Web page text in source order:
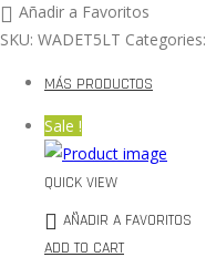
Añadir a Favoritos
SKU: WADET5LT Categories:
MÁS PRODUCTOS
Sale !
QUICK VIEW
AÑADIR A FAVORITOS
ADD TO CART